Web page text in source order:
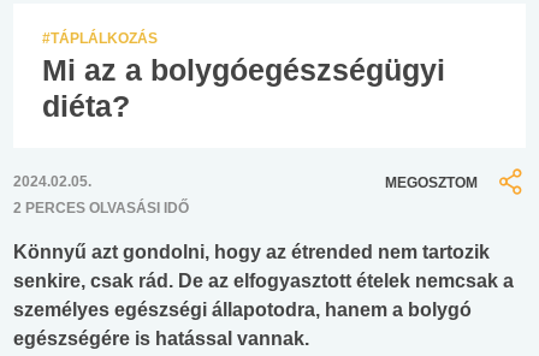
#TÁPLÁLKOZÁS
Mi az a bolygóegészségügyi
diéta?
2024.02.05.
2 PERCES OLVASÁSI IDŐ
MEGOSZTOM
Könnyű azt gondolni, hogy az étrended nem tartozik
senkire, csak rád. De az elfogyasztott ételek nemcsak a
személyes egészségi állapotodra, hanem a bolygó
egészségére is hatással vannak.